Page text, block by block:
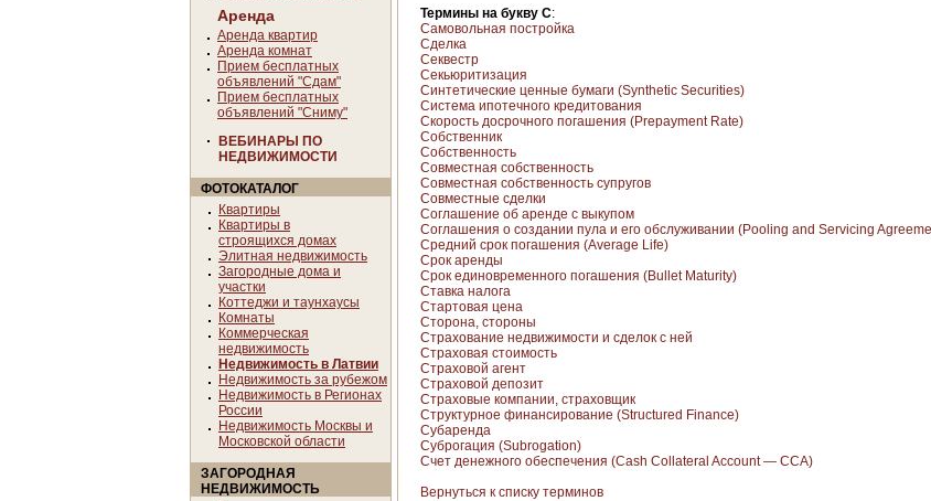
Аренда
Аренда квартир
Аренда комнат
Прием бесплатных
объявлений "Сдам"
Прием бесплатных
объявлений "Сниму"
ВЕБИНАРЫ ПО
НЕДВИЖИМОСТИ
ФОТОКАТАЛОГ
Квартиры
Квартиры в
строящихся домах
Элитная недвижимость
Загородные дома и
участки
Коттеджи и таунхаусы
Комнаты
Коммерческая
недвижимость
Недвижимость в Латвии
Недвижимость за рубежом
Недвижимость в Регионах
России
Недвижимость Москвы и
Московской области
ЗАГОРОДНАЯ
НЕДВИЖИМОСТЬ
Термины на букву С:
Самовольная постройка
Сделка
Секвестр
Секьюритизация
Синтетические ценные бумаги (Synthetic Securities)
Система ипотечного кредитования
Скорость досрочного погашения (Prepayment Rate)
Собственник
Собственность
Совместная собственность
Совместная собственность супругов
Совместные сделки
Соглашение об аренде с выкупом
Соглашения о создании пула и его обслуживании (Pooling and Servicing
Средний срок погашения (Average Life)
Срок аренды
Срок единовременного погашения (Bullet Maturity)
Ставка налога
Стартовая цена
Сторона, стороны
Страхование недвижимости и сделок с ней
Страховая стоимость
Страховой агент
Страховой депозит
Страховые компании, страховщик
Структурное финансирование (Structured Finance)
Субаренда
Суброгация (Subrogation)
Счет денежного обеспечения (Cash Collateral Account — CCA)
Вернуться к списку терминов